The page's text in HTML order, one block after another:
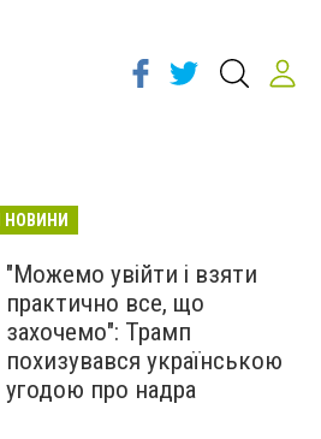
НОВИНИ
"Можемо увійти і взяти
практично все, що
захочемо": Трамп
похизувався українською
угодою про надра